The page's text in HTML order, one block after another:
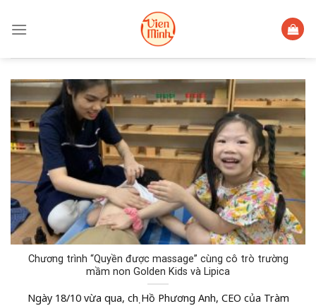
Chương trình “Quyền được massage” cùng cô trò trường
mầm non Golden Kids và Lipica
Ngày 18/10 vừa qua, chị Hồ Phương Anh, CEO của Tràm